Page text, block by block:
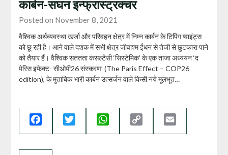
कार्बन-सघन इन्फ्रास्ट्रक्चर
Posted on November 8, 2021
वैश्विक अर्थव्‍यवस्‍था ऊर्जा और परिवहन क्षेत्र में निम्‍न कार्बन के टिपिंग प्‍वाइंट्स
को छू रही है। आने वाले दशक में सभी क्षेत्र जीवाश्‍म ईंधन से तेजी से छुटकारा पाने
को तैयार हैं। वैश्विक सततता कंसल्‍टेंसी ‘सिस्‍टेमिक’ के एक ताजा अध्‍ययन ‘द
पेरिस इफेक्‍ट- सीओपी26 संस्‍करण’ (The Paris Effect – COP26
edition), के मुताबिक भारी कार्बन उत्‍सर्जन वाले किसी नये मूलभूत…
Facebook Twitter WhatsApp